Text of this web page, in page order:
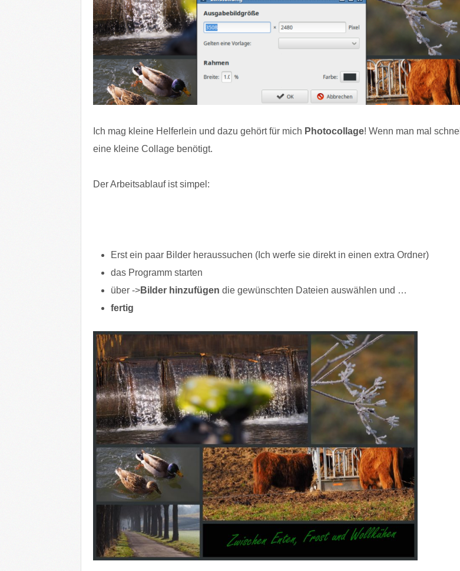
Ich mag kleine Helferlein und dazu gehört für mich Photocollage! Wenn man mal schnell
eine kleine Collage benötigt.
Der Arbeitsablauf ist simpel:
Erst ein paar Bilder heraussuchen (Ich werfe sie direkt in einen extra Ordner)
das Programm starten
über ->Bilder hinzufügen die gewünschten Dateien auswählen und …
fertig